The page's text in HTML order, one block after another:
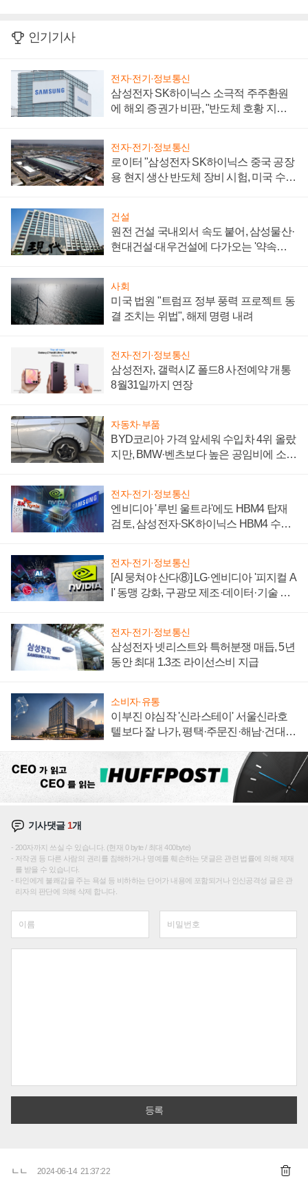
인기기사
전자·전기·정보통신
삼성전자 SK하이닉스 소극적 주주환원
에 해외 증권가 비판, "반도체 호황 지속
전자·전기·정보통신
로이터 "삼성전자 SK하이닉스 중국 공장
용 현지 생산 반도체 장비 시험, 미국 수출
건설
원전 건설 국내외서 속도 붙어, 삼성물산·
현대건설·대우건설에 다가오는 '약속의
사회
미국 법원 "트럼프 정부 풍력 프로젝트 동
결 조치는 위법", 해제 명령 내려
전자·전기·정보통신
삼성전자, 갤럭시Z 폴드8 사전예약 개통
8월31일까지 연장
자동차·부품
BYD코리아 가격 앞세워 수입차 4위 올랐
지만, BMW·벤츠보다 높은 공임비에 소비
전자·전기·정보통신
엔비디아 '루빈 울트라'에도 HBM4 탑재
검토, 삼성전자·SK하이닉스 HBM4 수율
전자·전기·정보통신
[AI 뭉쳐야 산다⑧] LG·엔비디아 '피지컬 A
I' 동맹 강화, 구광모 제조·데이터·기술 결
전자·전기·정보통신
삼성전자 넷리스트와 특허분쟁 매듭, 5년
동안 최대 1.3조 라이선스비 지급
소비자·유통
이부진 야심작 '신라스테이' 서울신라호
텔보다 잘 나가, 평택·주문진·해남·건대로
기사댓글1개
200자까지 쓰실 수 있습니다. (현재 0 byte / 최대 400byte)
저작권 등 다른 사람의 권리를 침해하거나 명예를 훼손하는 댓글은 관련 법률에 의해 제재
를 받을 수 있습니다.
타인에게 불쾌감을 주는 욕설 등 비하하는 단어가 내용에 포함되거나 인신공격성 글은 관
리자의 판단에 의해 삭제 합니다.
ㄴㄴ 2024-06-14 21:37:22